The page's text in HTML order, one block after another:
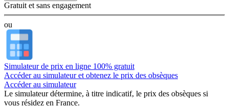
Gratuit et sans engagement
ou
Simulateur de prix en ligne 100% gratuit
Accéder au simulateur et obtenez le prix des obsèques
Accéder au simulateur
Le simulateurdétermine, à titre indicatif, le prix des obsèques si
vous résidez en France.